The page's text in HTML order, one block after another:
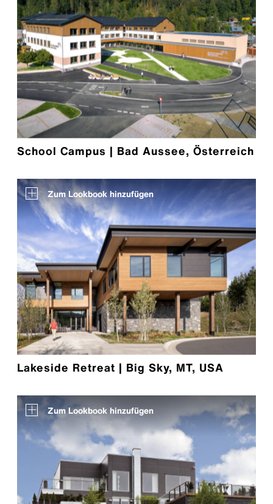
School Campus | Bad Aussee, Österreich
Zum Lookbook hinzufügen
Lakeside Retreat | Big Sky, MT, USA
Zum Lookbook hinzufügen